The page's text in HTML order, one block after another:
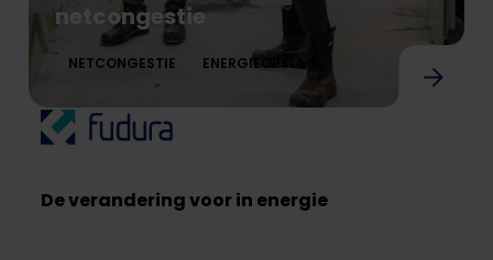
netcongestie
NETCONGESTIE ENERGIEOPSLAG
Redevco opent winkel ondanks netcongestie
De verandering voor in energie